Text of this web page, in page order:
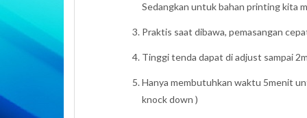
Sedangkan untuk bahan printing kita
Praktis saat dibawa, pemasangan
Tinggi tenda dapat di adjust sampai
Hanya membutuhkan waktu 5menit
knock down )